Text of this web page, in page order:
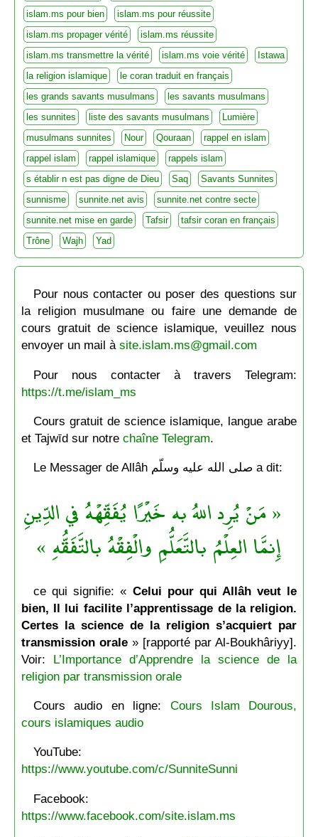
islam.ms pour bien
islam.ms pour réussite
islam.ms propager vérité
islam.ms réussite
islam.ms transmettre la vérité
islam.ms voie vérité
Istawa
la religion islamique
le coran traduit en français
les grands savants musulmans
les savants musulmans
les sunnites
liste des savants musulmans
Lumière
musulmans sunnites
Nour Qouraan
rappel en islam
rappel islam
rappel islamique
rappels islam
s établir n est pas digne de Dieu
Saq
Savants Sunnites
sunnisme
sunnite.net avis
sunnite.net contre secte
sunnite.net mise en garde
Tafsir
tafsir coran en français
Trône
Wajh Yad
Pour nous contacter ou poser des questions sur
la religion musulmane ou faire une demande de
cours gratuit de science islamique, veuillez nous
envoyer un mail à site.islam.ms@gmail.com
Pour nous contacter à travers Telegram:
https://t.me/islam_ms
Cours gratuit de science islamique, langue arabe
et Tajwīd sur notre chaîne Telegram.
Le Messager de Allâh صلى الله عليه وسلّم a dit:
« مَنْ يُرِد اللهُ به خَيْرًا يُفَقِّهْهُ في الدِّينِ
إِنمَّا العِلْمُ بالتَّعَلُّمِ والْفِقْهُ بالتَّفَقُّهِ »
ce qui signifie: « Celui pour qui Allâh veut le
bien, Il lui facilite l’apprentissage de la religion.
Certes la science de la religion s’acquiert par
transmission orale» [rapporté par Al-Boukhâriyy].
Voir: L’Importance d’Apprendre la science de la
religion par transmission orale
Cours audio en ligne: Cours Islam Dourous,
cours islamiques audio
YouTube:
https://www.youtube.com/c/SunniteSunni
Facebook:
https://www.facebook.com/site.islam.ms